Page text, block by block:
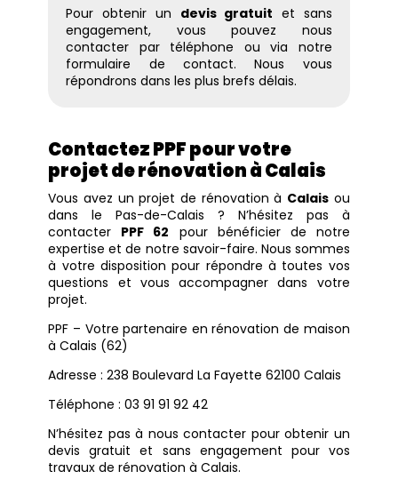
Pour obtenir un devis gratuit et sans
engagement, vous pouvez nous
contacter par téléphone ou via notre
formulaire de contact. Nous vous
répondrons dans les plus brefs délais.
Contactez PPF pour votre
projet de rénovation à Calais
Vous avez un projet de rénovation à Calaisou
dans le Pas-de-Calais ? N’hésitez pas à
contacter PPF 62 pour bénéficier de notre
expertise et de notre savoir-faire. Nous sommes
à votre disposition pour répondre à toutes vos
questions et vous accompagner dans votre
projet.
PPF – Votre partenaire en rénovation de maison
à Calais (62)
Adresse :238 Boulevard La Fayette62100 Calais
Téléphone : 03 91 91 92 42
N’hésitez pas à nous contacter pour obtenir un
devis gratuit et sans engagement pour vos
travaux de rénovation à Calais.